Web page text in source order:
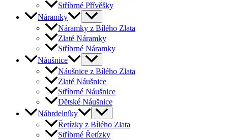
Stříbrné Přívěšky
Náramky
Náramky z Bílého Zlata
Zlaté Náramky
Stříbrné Náramky
Náušnice
Náušnice z Bílého Zlata
Zlaté Náušnice
Stříbrné Náušnice
Dětské Náušnice
Náhrdelníky
Řetízky z Bílého Zlata
Stříbrné Řetízky